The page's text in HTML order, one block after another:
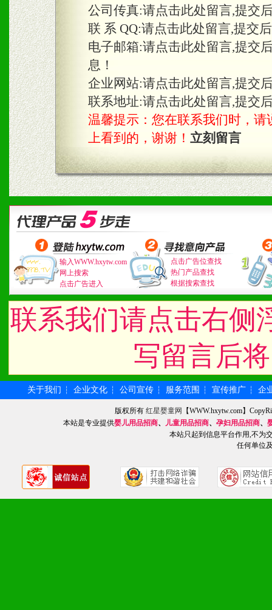
公司传真:请点击此处留言,提交
联 系 QQ:请点击此处留言,提交
电子邮箱:请点击此处留言,提交
息！
企业网站:请点击此处留言,提交
联系地址:请点击此处留言,提交
温馨提示：您在联系我们时，请
上看到的，谢谢！ 立刻留言
输入WWW.hxytw.com
网上搜索
点击广告进入
点击广告位查找
热门产品查找
根据搜索查找
联系我们请点击右侧
写留言后
关于我们 ┆ 企业文化 ┆ 公司宣传 ┆ 服务范围 ┆ 宣传推广 ┆ 企
版权所有红星婴童网
【WWW.hxytw.com】
本站是专业提供婴儿用品招商、 儿童用品招商、 孕妇用品招商、
本站只起到信息平台作用,不为
任何单位